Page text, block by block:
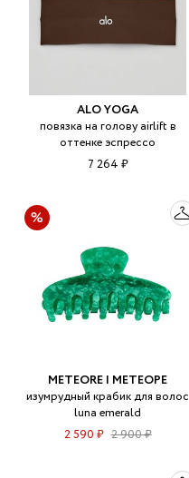
ALO YOGA
повязка на голову airlift в
оттенке эспрессо
7 264 ₽
METEORE | МЕТЕОРЕ
изумрудный крабик для волос
luna emerald
2 590 ₽ 2 900 ₽